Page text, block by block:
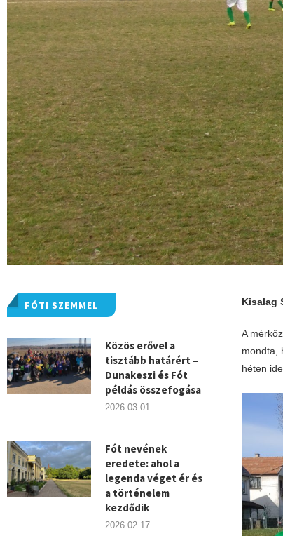
Kisalag
A
mondta,
héten
FÓTI SZEMMEL
Közös erővel a
tisztább határért –
Dunakeszi és Fót
példás összefogása
2026.03.01.
Fót nevének
eredete: ahol a
legenda véget ér és
a történelem
kezdődik
2026.02.17.